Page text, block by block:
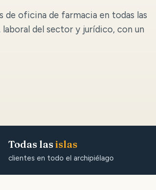
de oficina de farmacia en todas las
laboral del sector y jurídico, con un
Todas las islas
clientes en todo el archipiélago